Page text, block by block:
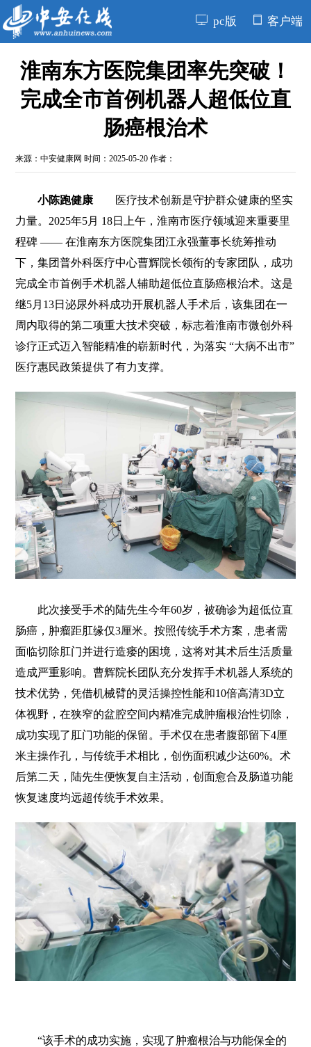
pc版 客户端
淮南东方医院集团率先突破！
完成全市首例机器人超低位直
肠癌根治术
来源：中安健康网 时间：2025-05-20 作者：
小陈跑健康
医疗技术创新是守护群众健康的坚实
力量。2025年5月 18日上午，淮南市医疗领域迎来重要里
程碑 —— 在淮南东方医院集团江永强董事长统筹推动
下，集团普外科医疗中心曹辉院长领衔的专家团队，成功
完成全市首例手术机器人辅助超低位直肠癌根治术。这是
继5月13日泌尿外科成功开展机器人手术后，该集团在一
周内取得的第二项重大技术突破，标志着淮南市微创外科
诊疗正式迈入智能精准的崭新时代，为落实 “大病不出市”
医疗惠民政策提供了有力支撑。
此次接受手术的陆先生今年60岁，被确诊为超低位直
肠癌，肿瘤距肛缘仅3厘米。按照传统手术方案，患者需
面临切除肛门并进行造瘘的困境，这将对其术后生活质量
造成严重影响。曹辉院长团队充分发挥手术机器人系统的
技术优势，凭借机械臂的灵活操控性能和10倍高清3D立
体视野，在狭窄的盆腔空间内精准完成肿瘤根治性切除，
成功实现了肛门功能的保留。手术仅在患者腹部留下4厘
米主操作孔，与传统手术相比，创伤面积减少达60%。术
后第二天，陆先生便恢复自主活动，创面愈合及肠道功能
恢复速度均远超传统手术效果。
“该手术的成功实施，实现了肿瘤根治与功能保全的